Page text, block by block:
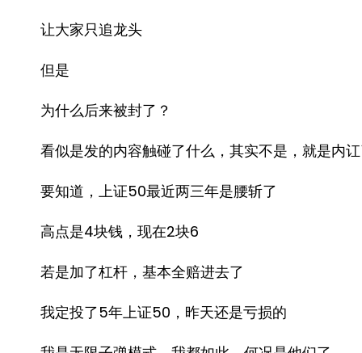
让大家只追龙头
但是
为什么后来被封了？
看似是发的内容触碰了什么，其实不是，就是内
要知道，上证50最近两三年是腰斩了
高点是4块钱，现在2块6
若是加了杠杆，基本全赔进去了
我定投了5年上证50，昨天还是亏损的